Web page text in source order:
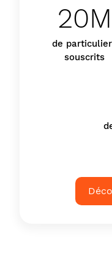
20M
de
souscrits